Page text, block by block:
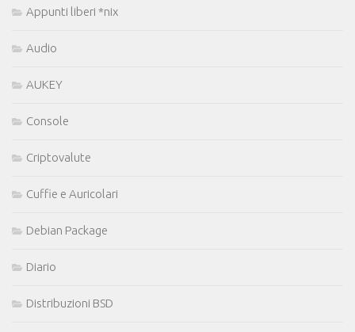
Appunti liberi *nix
Audio
AUKEY
Console
Criptovalute
Cuffie e Auricolari
Debian Package
Diario
Distribuzioni BSD